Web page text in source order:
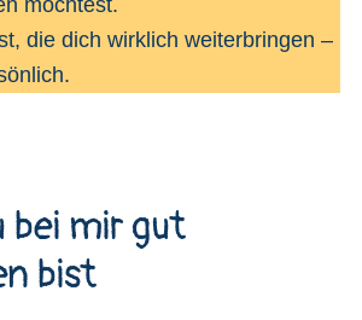
möchtest.
die dich wirklich weiterbringen –
bei mir gut
bist